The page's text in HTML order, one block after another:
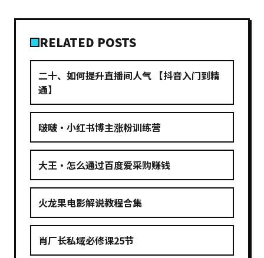
RELATED POSTS
二十、如何提升直播间人气 【抖音入门到精
通】
啵啵·小红书博主涨粉训练营
大王·怎么通过百度爱采购赚钱
火龙果电影解说教程合集
肖厂长私域必修课25节